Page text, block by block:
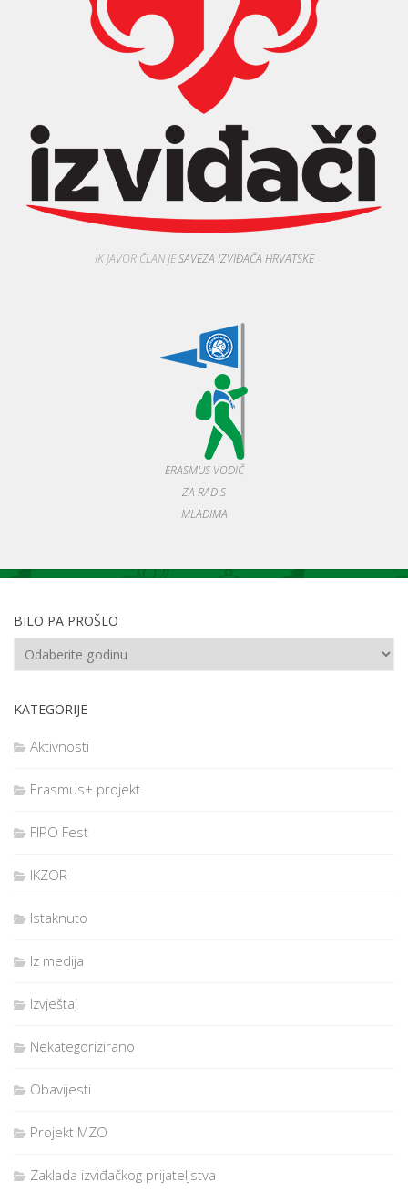
IK JAVOR ČLAN JESAVEZA IZVIĐAČA HRVATSKE
ERASMUS VODIČ
ZA RAD S
MLADIMA
BILO PA PROŠLO
KATEGORIJE
Aktivnosti
Erasmus+ projekt
FIPO Fest
IKZOR
Istaknuto
Iz medija
Izvještaj
Nekategorizirano
Obavijesti
Projekt MZO
Zaklada izviđačkog prijateljstva